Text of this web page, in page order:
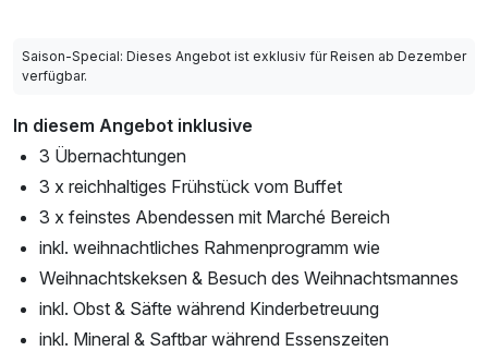
Saison-Special: Dieses Angebot ist exklusiv für Reisen ab Dezember
verfügbar.
In diesem Angebot inklusive
3 Übernachtungen
3 x reichhaltiges Frühstück vom Buffet
3 x feinstes Abendessen mit Marché Bereich
inkl. weihnachtliches Rahmenprogramm wie
Weihnachtskeksen & Besuch des Weihnachtsmannes
inkl. Obst & Säfte während Kinderbetreuung
inkl. Mineral & Saftbar während Essenszeiten